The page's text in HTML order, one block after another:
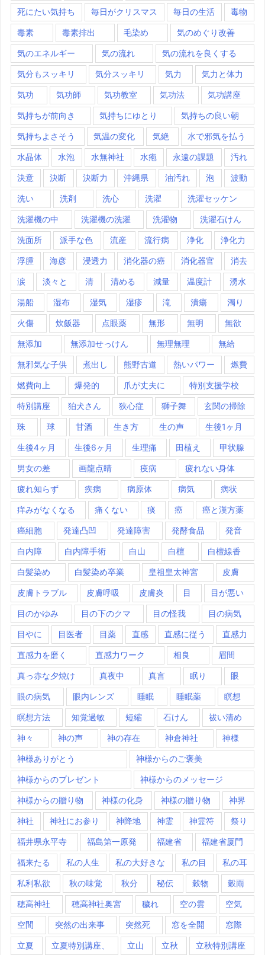
死にたい気持ち 毎日がクリスマス 毎日の生活 毒物
毒素 毒素排出 毛染め 気のめぐり改善
気のエネルギー 気の流れ 気の流れを良くする
気分もスッキリ 気分スッキリ 気力 気力と体力
気功 気功師 気功教室 気功法 気功講座
気持ちが前向き 気持ちにゆとり 気持ちの良い朝
気持ちよさそう 気温の変化 気絶 水で邪気を払う
水晶体 水泡 水無神社 水疱 永遠の課題 汚れ
決意 決断 決断力 沖縄県 油汚れ 泡 波動
洗い 洗剤 洗心 洗濯 洗濯セッケン
洗濯機の中 洗濯機の洗濯 洗濯物 洗濯石けん
洗面所 派手な色 流産 流行病 浄化 浄化力
浮腫 海彦 浸透力 消化器の癌 消化器官 消去
涙 淡々と 清 清める 減量 温度計 湧水
湯船 湿布 湿気 湿疹 滝 潰瘍 濁り
火傷 炊飯器 点眼薬 無形 無明 無欲
無添加 無添加せっけん 無理無理 無給
無邪気な子供 煮出し 熊野古道 熱いパワー 燃費
燃費向上 爆発的 爪が丈夫に 特別支援学校
特別講座 狛犬さん 狭心症 獅子舞 玄関の掃除
珠 球 甘酒 生き方 生の声 生後1ヶ月
生後4ヶ月 生後6ヶ月 生理痛 田植え 甲状腺
男女の差 画龍点睛 疫病 疲れない身体
疲れ知らず 疾病 病原体 病気 病状
痒みがなくなる 痛くない 痰 癌 癌と漢方薬
癌細胞 発達凸凹 発達障害 発酵食品 発音
白内障 白内障手術 白山 白檀 白檀線香
白髪染め 白髪染め卒業 皇祖皇太神宮 皮膚
皮膚トラブル 皮膚呼吸 皮膚炎 目 目が悪い
目のかゆみ 目の下のクマ 目の怪我 目の病気
目やに 目医者 目薬 直感 直感に従う 直感力
直感力を磨く 直感力ワーク 相良 眉間
真っ赤な夕焼け 真夜中 真言 眠り 眼
眼の病気 眼内レンズ 睡眠 睡眠薬 瞑想
瞑想方法 知覚過敏 短縮 石けん 祓い清め
神々 神の声 神の存在 神倉神社 神様
神様ありがとう 神様からのご褒美
神様からのプレゼント 神様からのメッセージ
神様からの贈り物 神様の化身 神様の贈り物 神界
神社 神社にお参り 神降地 神霊 神霊符 祭り
福井県永平寺 福島第一原発 福建省 福建省厦門
福来たる 私の人生 私の大好きな 私の目 私の耳
私利私欲 秋の味覚 秋分 秘伝 穀物 穀雨
穂高神社 穂高神社奥宮 穢れ 空の雲 空気
空間 突然の出来事 突然死 窓を全開 窓際
立夏 立夏特別講座、 立山 立秋 立秋特別講座